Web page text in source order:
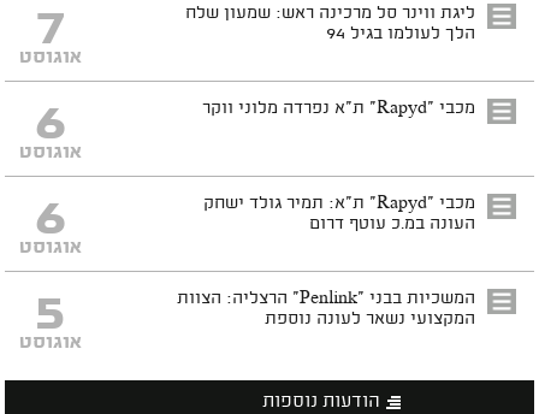
ליגת ווינר סל מרכינה ראש: שמעון שלח
הלך לעולמו בגיל 94
7
אוגוסט
מכבי "Rapyd" ת"א נפרדה מלוני ווקר 6
אוגוסט
מכבי "Rapyd" ת"א: תמיר גולד ישחק
העונה במ.כ עוטף דרום
6
אוגוסט
המשכיות בבני "Penlink" הרצליה: הצוות
המקצועי נשאר לעונה נוספת
5
אוגוסט
הודעות נוספות